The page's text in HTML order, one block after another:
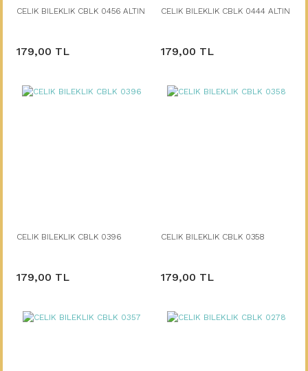
CELIK BILEKLIK CBLK 0456 ALTIN
179,00 TL
CELIK BILEKLIK CBLK 0444 ALTIN
179,00 TL
CELIK BILEKLIK CBLK 0396
179,00 TL
CELIK BILEKLIK CBLK 0358
179,00 TL